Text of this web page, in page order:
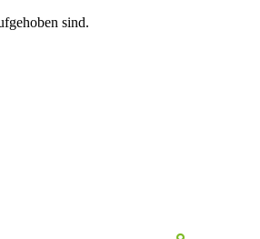
sind.